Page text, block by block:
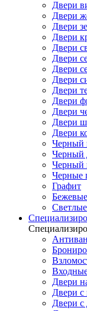
Двери
Двери
Двери
Двери
Двери
Двери
Двери
Двери
Двери
Двери
Двери
Двери
Двери
Черный
Черный
Черный
Черные
Графит
Бежевые
Светлые
Двери
Двери с
Двери